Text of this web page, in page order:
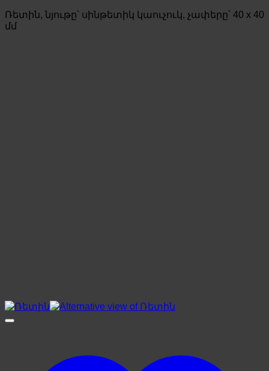
Ռետին, նյութը՝ սինթետիկ կաուչուկ, չափերը՝ 40 x 40
մմ